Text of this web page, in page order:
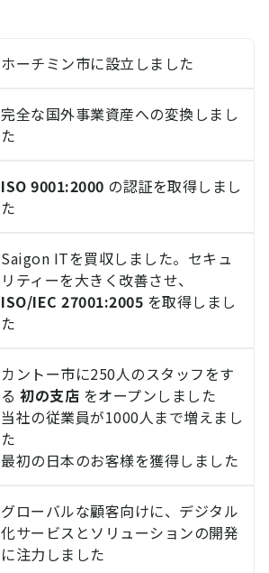
ホーチミン市に設立しました
完全な国外事業資産への変換しまし
た
ISO 9001:2000 の認証を取得しまし
た
Saigon ITを買収しました。セキュ
リティーを大きく改善させ、
ISO/IEC 27001:2005 を取得しまし
た
カントー市に250人のスタッフをす
る 初の支店 をオープンしました
当社の従業員が1000人まで増えまし
た
最初の日本のお客様を獲得しました
グローバルな顧客向けに、デジタル
化サービスとソリューションの開発
に注力しました